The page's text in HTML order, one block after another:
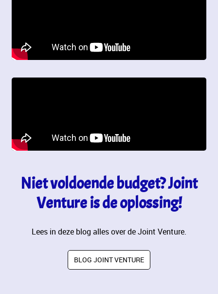
Niet voldoende budget? Joint
Venture is de oplossing!
Lees in deze blog alles over de Joint Venture.
BLOG JOINT VENTURE